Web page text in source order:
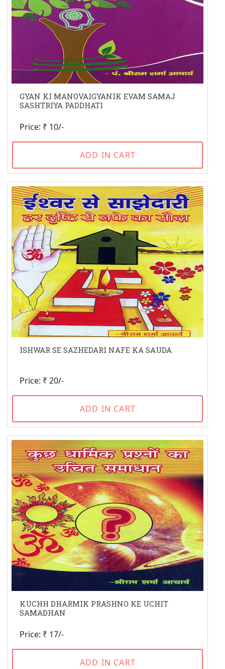
GYAN KI MANOVAIGYANIK EVAM SAMAJ
SASHTRIYA PADDHATI
Price: ₹ 10/-
ADD IN CART
ISHWAR SE SAZHEDARI NAFE KA SAUDA
Price: ₹ 20/-
ADD IN CART
KUCHH DHARMIK PRASHNO KE UCHIT
SAMADHAN
Price: ₹ 17/-
ADD IN CART